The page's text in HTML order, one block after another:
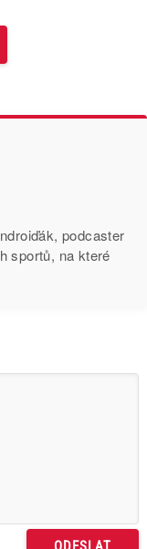
podcaster
sportů, na které